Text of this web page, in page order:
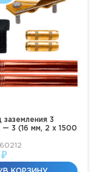
заземления 3
— 3 (16 мм, 2 х 1500